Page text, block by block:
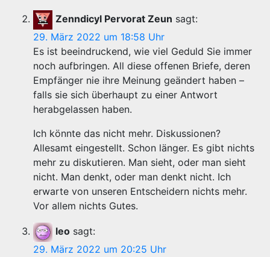
Zenndicyl Pervorat Zeun sagt:
29. März 2022 um 18:58 Uhr
Es ist beeindruckend, wie viel Geduld Sie immer
noch aufbringen. All diese offenen Briefe, deren
Empfänger nie ihre Meinung geändert haben –
falls sie sich überhaupt zu einer Antwort
herabgelassen haben.
Ich könnte das nicht mehr. Diskussionen?
Allesamt eingestellt. Schon länger. Es gibt nichts
mehr zu diskutieren. Man sieht, oder man sieht
nicht. Man denkt, oder man denkt nicht. Ich
erwarte von unseren Entscheidern nichts mehr.
Vor allem nichts Gutes.
leo sagt:
29. März 2022 um 20:25 Uhr